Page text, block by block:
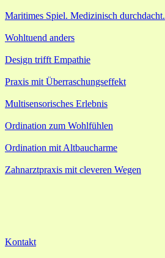
Maritimes Spiel. Medizinisch durchdacht.
Wohltuend anders
Design trifft Empathie
Praxis mit Überraschungseffekt
Multisensorisches Erlebnis
Ordination zum Wohlfühlen
Ordination mit Altbaucharme
Zahnarztpraxis mit cleveren Wegen
Kontakt